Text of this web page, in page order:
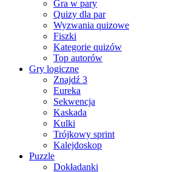
Gra w pary
Quizy dla par
Wyzwania quizowe
Fiszki
Kategorie quizów
Top autorów
Gry logiczne
Znajdź 3
Eureka
Sekwencja
Kaskada
Kulki
Trójkowy sprint
Kalejdoskop
Puzzle
Dokładanki